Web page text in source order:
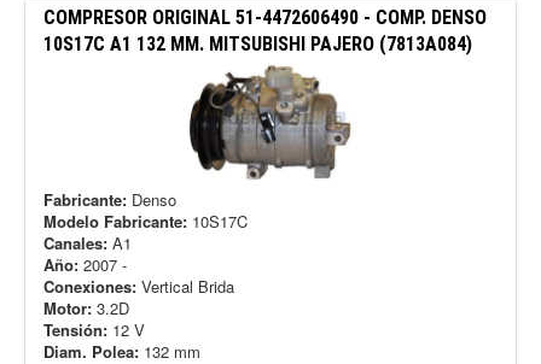
COMPRESOR ORIGINAL 51-4472606490 - COMP. DENSO
10S17C A1 132 MM. MITSUBISHI PAJERO (7813A084)
Fabricante: Denso
Modelo Fabricante: 10S17C
Canales: A1
Año: 2007 -
Conexiones: Vertical Brida
Motor: 3.2D
Tensión: 12 V
Diam. Polea: 132 mm